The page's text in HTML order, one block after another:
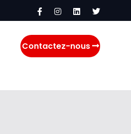
Contactez-nous